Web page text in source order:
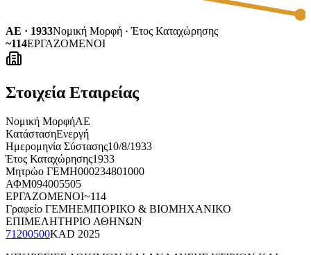
ΑΕ · 1933Νομική Μορφή · Έτος Καταχώρησης
~114ΕΡΓΑΖΟΜΕΝΟΙ
Στοιχεία Εταιρείας
Νομική ΜορφήΑΕ
ΚατάστασηΕνεργή
Ημερομηνία Σύστασης10/8/1933
Έτος Καταχώρησης1933
Μητρώο ΓΕΜΗ000234801000
ΑΦΜ094005505
ΕΡΓΑΖΟΜΕΝΟΙ~114
Γραφείο ΓΕΜΗΕΜΠΟΡΙΚΟ & ΒΙΟΜΗΧΑΝΙΚΟ
ΕΠΙΜΕΛΗΤΗΡΙΟ ΑΘΗΝΩΝ
71200500KAD 2025